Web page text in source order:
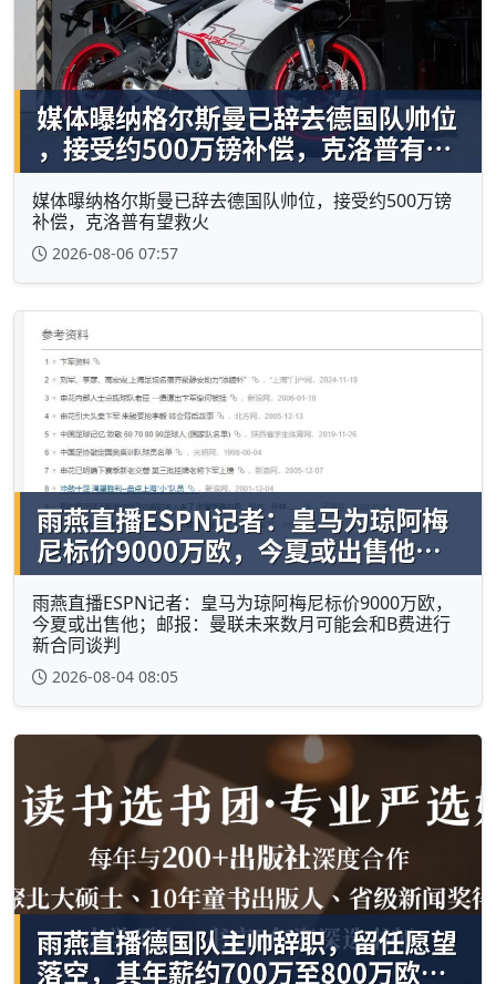
媒体曝纳格尔斯曼已辞去德国队帅位，接受约500万镑
补偿，克洛普有望救火
2026-08-06 07:57
雨燕直播ESPN记者：皇马为琼阿梅尼标价9000万欧，
今夏或出售他；邮报：曼联未来数月可能会和B费进行
新合同谈判
2026-08-04 08:05